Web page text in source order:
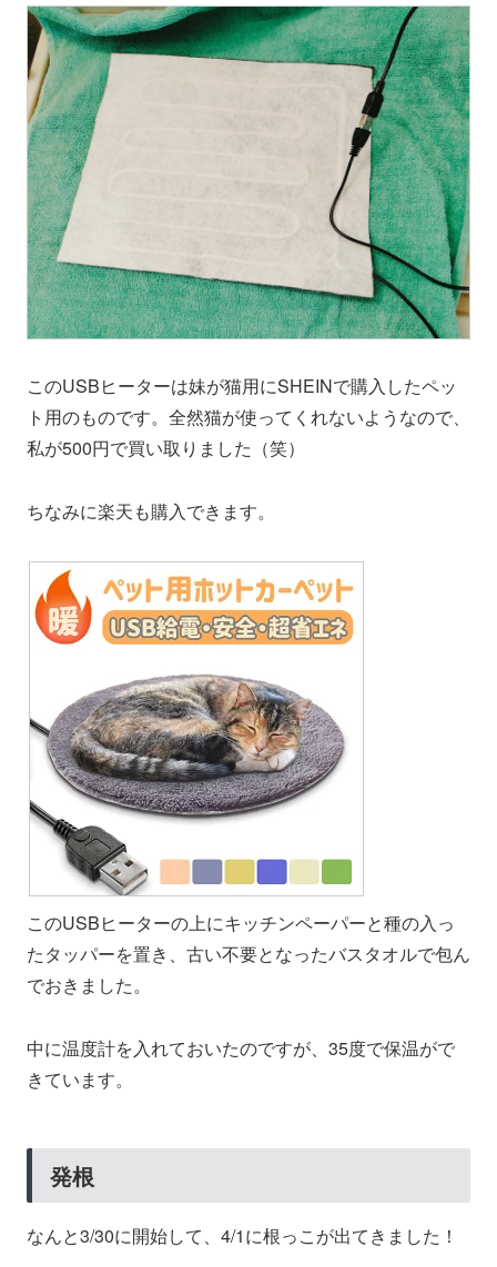
このUSBヒーターは妹が猫用にSHEINで購入したペッ
ト用のものです。全然猫が使ってくれないようなので、
私が500円で買い取りました（笑）
ちなみに楽天も購入できます。
このUSBヒーターの上にキッチンペーパーと種の入っ
たタッパーを置き、古い不要となったバスタオルで包ん
でおきました。
中に温度計を入れておいたのですが、35度で保温がで
きています。
発根
なんと3/30に開始して、4/1に根っこが出てきました！